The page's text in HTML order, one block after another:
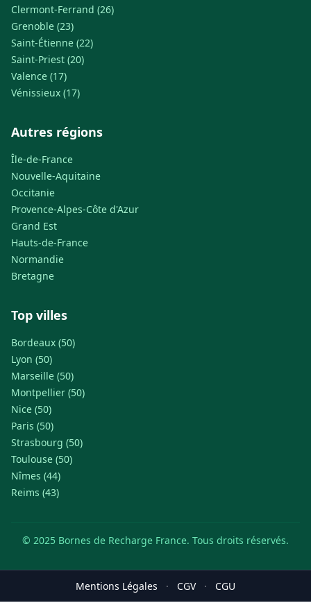
Clermont-Ferrand (26)
Grenoble (23)
Saint-Étienne (22)
Saint-Priest (20)
Valence (17)
Vénissieux (17)
Autres régions
Île-de-France
Nouvelle-Aquitaine
Occitanie
Provence-Alpes-Côte d'Azur
Grand Est
Hauts-de-France
Normandie
Bretagne
Top villes
Bordeaux (50)
Lyon (50)
Marseille (50)
Montpellier (50)
Nice (50)
Paris (50)
Strasbourg (50)
Toulouse (50)
Nîmes (44)
Reims (43)
© 2025 Bornes de Recharge France. Tous droits réservés.
Mentions Légales · CGV · CGU